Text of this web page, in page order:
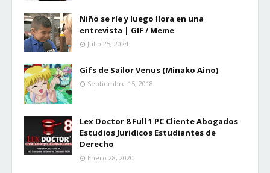
Niño se ríe y luego llora en una
entrevista | GIF / Meme
Julio 25, 2024
Gifs de Sailor Venus (Minako Aino)
Septiembre 15, 2018
Lex Doctor 8 Full 1 PC Cliente Abogados
Estudios Juridicos Estudiantes de
Derecho
Enero 28, 2020